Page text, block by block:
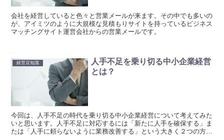
会社を経営していると色々と営業メールが来ます。その中でも多いの
が、アイミツのように大規模な見積もりサイトを持っているビジネス
マッチングサイト運営会社からの営業メールです。
経営豆知識
人手不足を乗り切る中小企業経営
とは？
今回は、人手不足の時代を乗り切る中小企業経営について考えてみた
いと思います。人手不足に対応するには「新たに人手を確保する」ま
たは「人手に頼らないように業務改善する」という大きく２つの方向